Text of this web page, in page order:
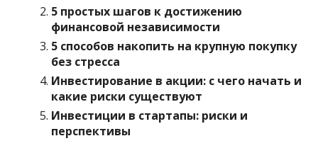
5 простых шагов к достижению
финансовой независимости
5 способов накопить на крупную покупку
без стресса
Инвестирование в акции: с чего начать и
какие риски существуют
Инвестиции в стартапы: риски и
перспективы